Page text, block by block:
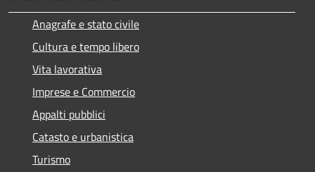
Anagrafe e stato civile
Cultura e tempo libero
Vita lavorativa
Imprese e Commercio
Appalti pubblici
Catasto e urbanistica
Turismo